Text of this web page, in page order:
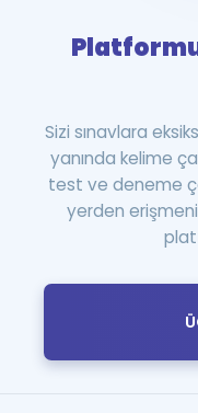
Sizi sınavlara
yanında kelime
test ve deneme
yerden